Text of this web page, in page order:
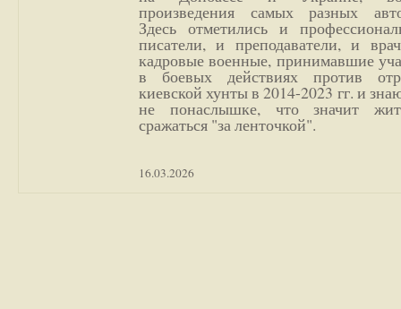
произведения самых разных
Здесь отметились и
писатели, и преподаватели, и
кадровые военные, принимавшие
в боевых действиях против
киевской хунты в 2014-2023 гг. и
не понаслышке, что значит
сражаться "за ленточкой".
16.03.2026